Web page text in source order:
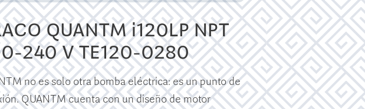
QUANTM i120LP NPT
240 V TE120-0280
no es solo otra bomba eléctrica: es un punto de
QUANTM cuenta con un diseño de motor